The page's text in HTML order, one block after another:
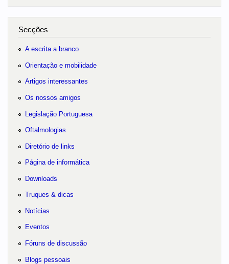
Secções
A escrita a branco
Orientação e mobilidade
Artigos interessantes
Os nossos amigos
Legislação Portuguesa
Oftalmologias
Diretório de links
Página de informática
Downloads
Truques & dicas
Notícias
Eventos
Fóruns de discussão
Blogs pessoais